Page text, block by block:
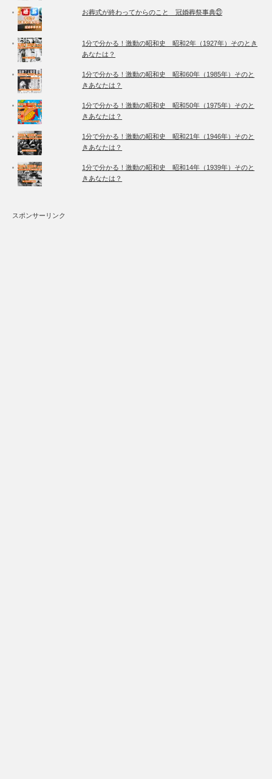
お葬式が終わってからのこと 冠婚葬祭事典㉑
1分で分かる！激動の昭和史 昭和2年（1927年）そのとき
あなたは？
1分で分かる！激動の昭和史 昭和60年（1985年）そのと
きあなたは？
1分で分かる！激動の昭和史 昭和50年（1975年）そのと
きあなたは？
1分で分かる！激動の昭和史 昭和21年（1946年）そのと
きあなたは？
1分で分かる！激動の昭和史 昭和14年（1939年）そのと
きあなたは？
スポンサーリンク